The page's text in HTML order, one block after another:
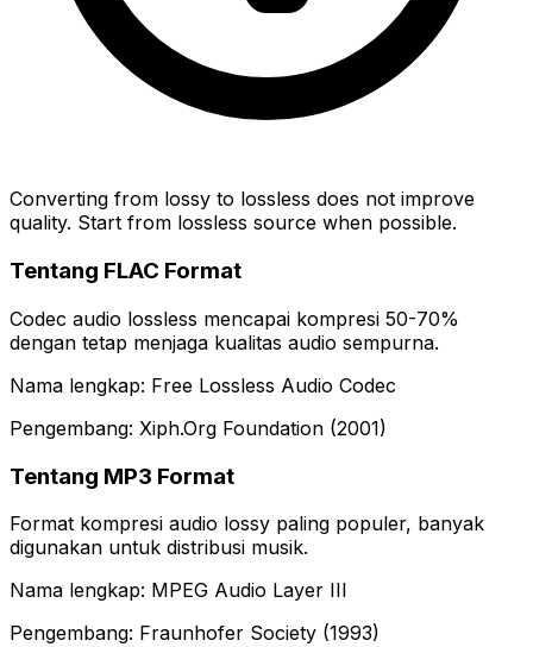
Converting from lossy to lossless does not improve
quality. Start from lossless source when possible.
Tentang FLAC Format
Codec audio lossless mencapai kompresi 50-70%
dengan tetap menjaga kualitas audio sempurna.
Nama lengkap: Free Lossless Audio Codec
Pengembang: Xiph.Org Foundation (2001)
Tentang MP3 Format
Format kompresi audio lossy paling populer, banyak
digunakan untuk distribusi musik.
Nama lengkap: MPEG Audio Layer III
Pengembang: Fraunhofer Society (1993)